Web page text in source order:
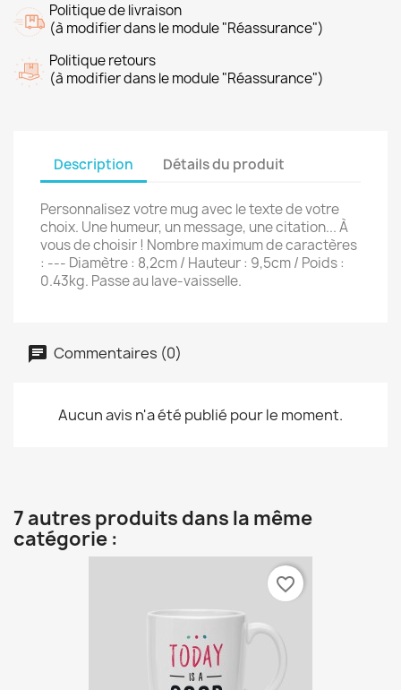
Politique de livraison
(à modifier dans le module "Réassurance")
Politique retours
(à modifier dans le module "Réassurance")
Description Détails du produit
Personnalisez votre mug avec le texte de votre
choix. Une humeur, un message, une citation... À
vous de choisir ! Nombre maximum de caractères
: --- Diamètre : 8,2cm / Hauteur : 9,5cm / Poids :
0.43kg. Passe au lave-vaisselle.
Commentaires (0)
Aucun avis n'a été publié pour le moment.
7 autres produits dans la même
catégorie :
favorite_border